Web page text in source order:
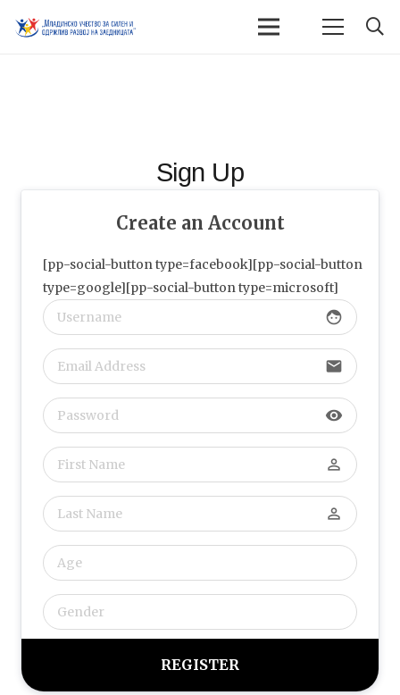
Sign Up
Create an Account
[pp-social-button type=facebook][pp-social-button
type=google][pp-social-button type=microsoft]
face
email
visibility
perm_identity
perm_identity